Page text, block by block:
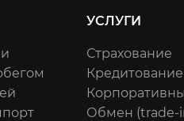
УСЛУГИ
Страхование
Кредитование
Обмен (trade-